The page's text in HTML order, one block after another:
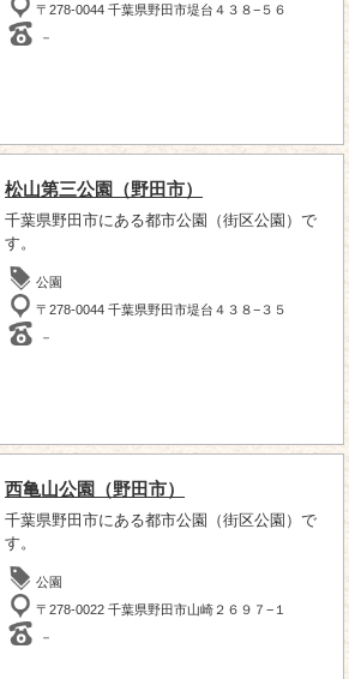
〒278-0044 千葉県野田市堤台４３８−５６
－
松山第三公園（野田市）
千葉県野田市にある都市公園（街区公園）で
す。
公園
〒278-0044 千葉県野田市堤台４３８−３５
－
西亀山公園（野田市）
千葉県野田市にある都市公園（街区公園）で
す。
公園
〒278-0022 千葉県野田市山崎２６９７−１
－